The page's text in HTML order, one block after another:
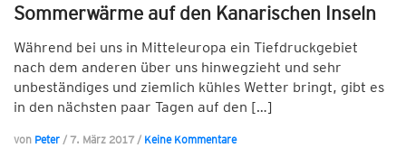
Sommerwärme auf den Kanarischen Inseln
Während bei uns in Mitteleuropa ein Tiefdruckgebiet
nach dem anderen über uns hinwegzieht und sehr
unbeständiges und ziemlich kühles Wetter bringt, gibt es
in den nächsten paar Tagen auf den […]
von Peter / 7. März 2017 / Keine Kommentare